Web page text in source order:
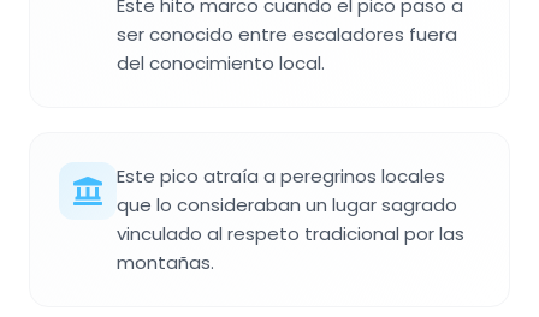
ser conocido entre escaladores fuera
del conocimiento local.
Este pico atraía a peregrinos locales
que lo consideraban un lugar sagrado
vinculado al respeto tradicional por las
montañas.